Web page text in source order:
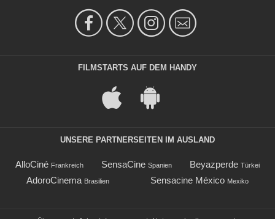
FILMSTARTS AUF DEM HANDY
UNSERE PARTNERSEITEN IM AUSLAND
AlloCiné Frankreich SensaCine Spanien Beyazperde Türkei
AdoroCinema Brasilien Sensacine México Mexiko